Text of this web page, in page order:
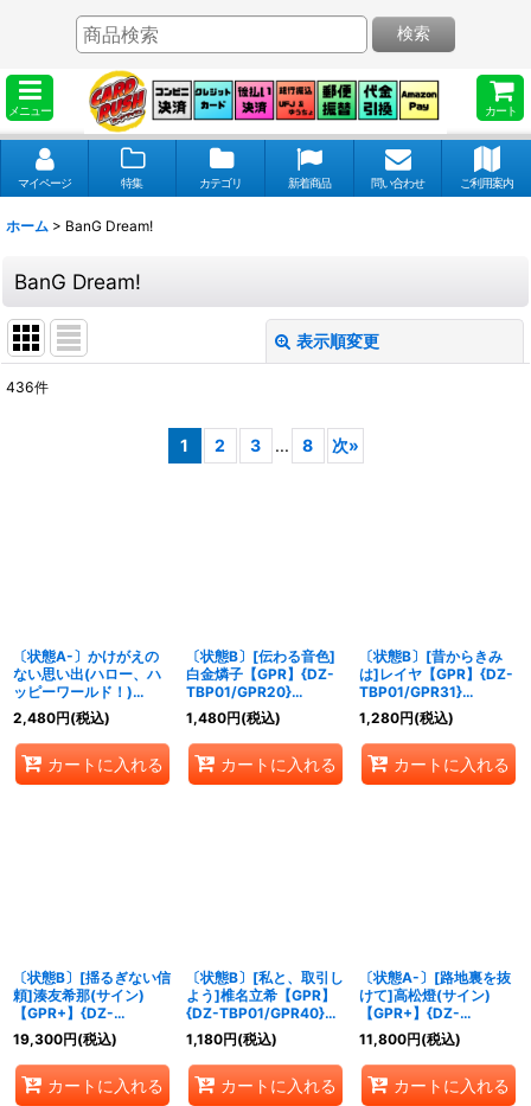
メニュー カート
検索
マイページ 特集 カテゴリ 新着商品 問い合わせ ご利用案内
ホーム > BanG Dream!
BanG Dream!
表示順変更
436件
1 2 3 ... 8 次»
〔状態A-〕かけがえの
ない思い出(ハロー、ハ
ッピーワールド！)
【PR】{D-PR/1640}
《BanGDream!》
2,480円(税込)
カートに入れる
〔状態B〕[伝わる音色]
白金燐子【GPR】{DZ-
TBP01/GPR20}
《BanGDream!》
1,480円(税込)
カートに入れる
〔状態B〕[昔からきみ
は]レイヤ【GPR】{DZ-
TBP01/GPR31}
《BanGDream!》
1,280円(税込)
カートに入れる
〔状態B〕[揺るぎない信
頼]湊友希那(サイン)
【GPR+】{DZ-
TBP01/GPR+16}
《BanGDream!》
19,300円(税込)
カートに入れる
〔状態B〕[私と、取引し
よう]椎名立希【GPR】
{DZ-TBP01/GPR40}
《BanGDream!》
1,180円(税込)
カートに入れる
〔状態A-〕[路地裏を抜
けて]高松燈(サイン)
【GPR+】{DZ-
TBP01/GPR+36}
《BanGDream!》
11,800円(税込)
カートに入れる